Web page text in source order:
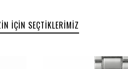
İÇIN SEÇTIKLERIMIZ